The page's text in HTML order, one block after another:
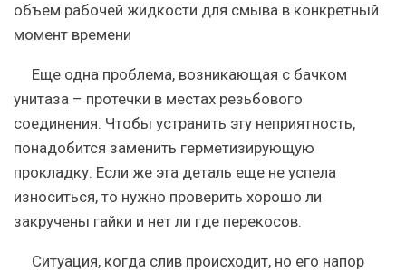
объем рабочей жидкости для смыва в конкретный
момент времени
Еще одна проблема, возникающая с бачком
унитаза – протечки в местах резьбового
соединения. Чтобы устранить эту неприятность,
понадобится заменить герметизирующую
прокладку. Если же эта деталь еще не успела
износиться, то нужно проверить хорошо ли
закручены гайки и нет ли где перекосов.
Ситуация, когда слив происходит, но его напор